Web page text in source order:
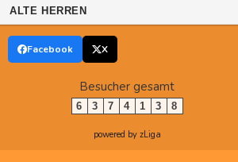
ALTE HERREN
Facebook X
Besucher gesamt
6 3 7 4 1 3 8
powered by zLiga